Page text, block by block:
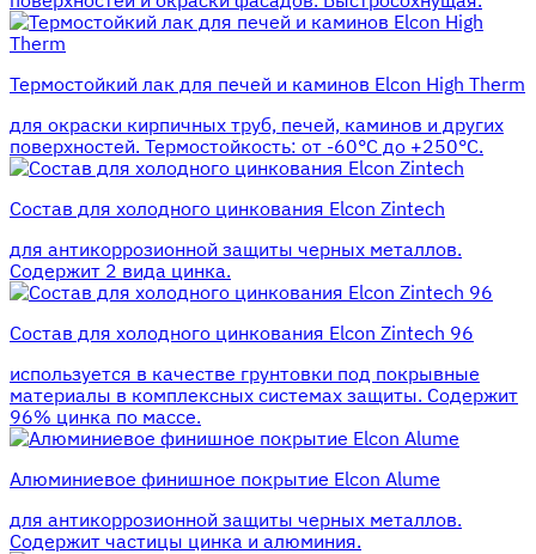
Термостойкий лак для печей и каминов Elcon High Therm
для окраски кирпичных труб, печей, каминов и других
поверхностей. Термостойкость: от -60°С до +250°С.
Состав для холодного цинкования Elcon Zintech
для антикоррозионной защиты черных металлов.
Содержит 2 вида цинка.
Состав для холодного цинкования Elcon Zintech 96
используется в качестве грунтовки под покрывные
материалы в комплексных системах защиты. Cодержит
96% цинка по массе.
Алюминиевое финишное покрытие Elcon Alume
для антикоррозионной защиты черных металлов.
Содержит частицы цинка и алюминия.